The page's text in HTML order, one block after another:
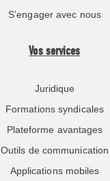
S’engager avec nous
Vos services
Juridique
Formations syndicales
Plateforme avantages
Outils de communication
Applications mobiles